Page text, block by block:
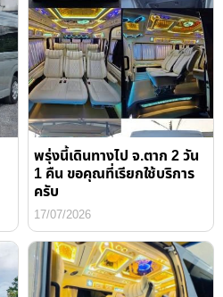
พรุ่งนี้เดินทางไป จ.ตาก 2 วัน
1 คืน ขอคุณที่เรียกใช้บริการ
ครับ
17/07/2026